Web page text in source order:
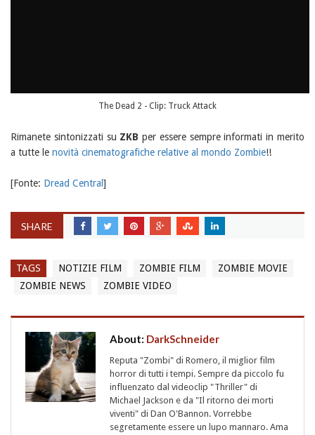
The Dead 2 - Clip: Truck Attack
Rimanete sintonizzati su ZKB per essere sempre informati in merito
a tutte le novità cinematografiche relative al mondo Zombie!!
[Fonte: Dread Central ]
SHARE
TAGS NOTIZIE FILM ZOMBIE FILM
ZOMBIE MOVIE
ZOMBIE NEWS
ZOMBIE VIDEO
About: DarkSchneider
Reputa "Zombi" di Romero, il miglior film
horror di tutti i tempi. Sempre da piccolo fu
influenzato dal videoclip "Thriller" di
Michael Jackson e da "Il ritorno dei morti
viventi" di Dan O'Bannon. Vorrebbe
segretamente essere un lupo mannaro. Ama